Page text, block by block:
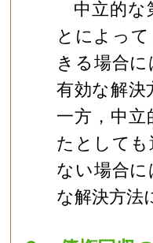
中立的な
とによっ
きる場合
有効な解決
一方，中
たとしても
ない場合
な解決方法